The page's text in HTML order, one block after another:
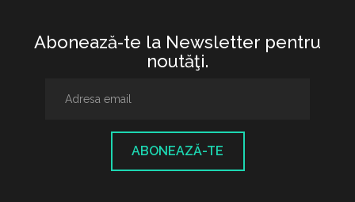
Abonează-te la Newsletter pentru
noutăţi.
ABONEAZĂ-TE